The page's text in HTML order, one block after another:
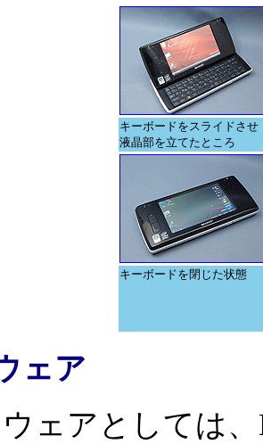
キーボードをスライドさせ
液晶部を立てたところ
キーボードを閉じた状態
ェア
ェアとしては、